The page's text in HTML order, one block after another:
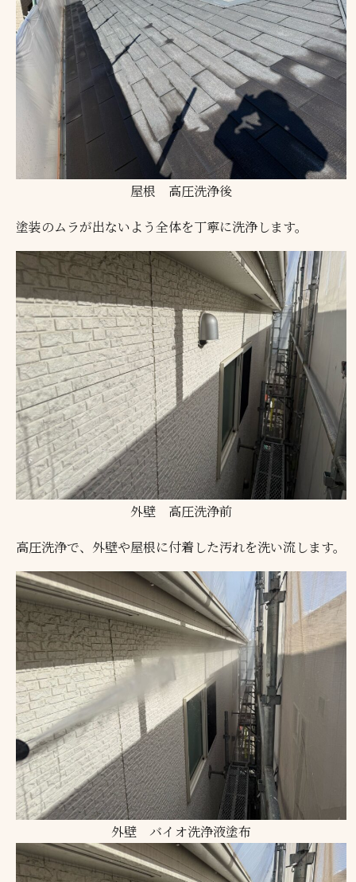
屋根 高圧洗浄後
塗装のムラが出ないよう全体を丁寧に洗浄します。
外壁 高圧洗浄前
高圧洗浄で、外壁や屋根に付着した汚れを洗い流します。
外壁 バイオ洗浄液塗布